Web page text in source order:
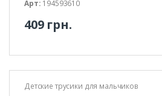
Арт: 194593610
409 грн.
Детские трусики для мальчиков